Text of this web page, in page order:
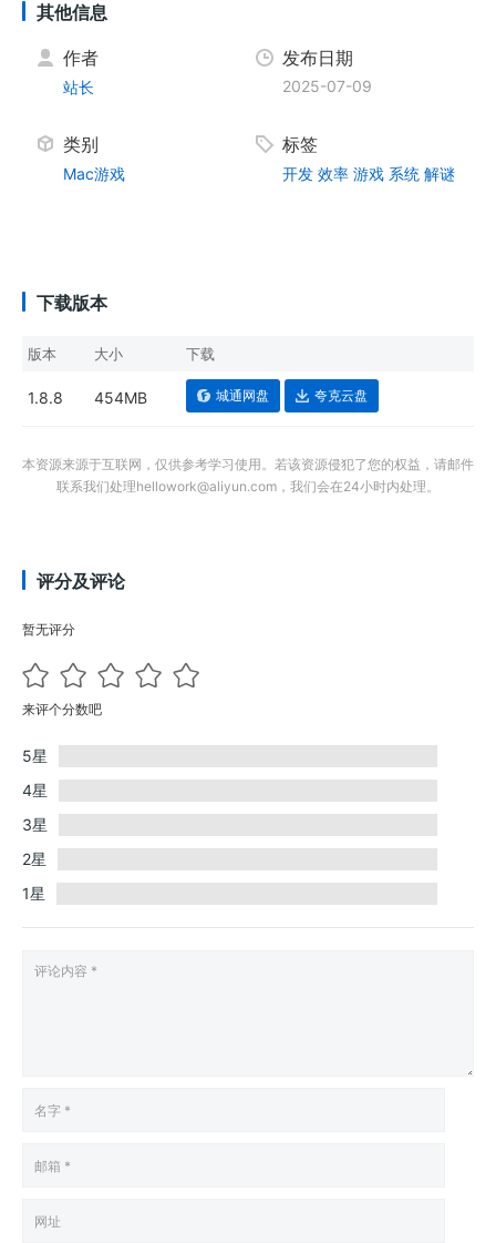
其他信息
作者
站长
发布日期
2025-07-09
类别
Mac游戏
标签
开发 效率 游戏 系统 解谜
下载版本
版本 大小 下载
1.8.8 454MB 城通网盘 夸克云盘
本资源来源于互联网，仅供参考学习使用。若该资源侵犯了您的权益，请邮件
联系我们处理hellowork@aliyun.com，我们会在24小时内处理。
评分及评论
暂无评分
来评个分数吧
5星
4星
3星
2星
1星